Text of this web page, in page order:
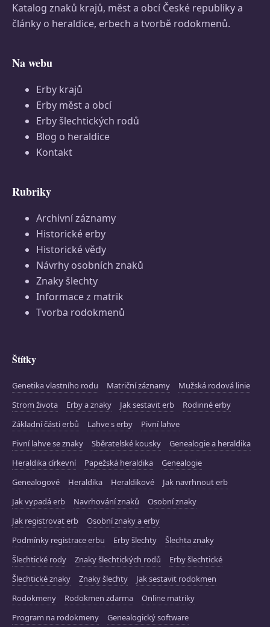
Katalog znaků krajů, měst a obcí České republiky a
články o heraldice, erbech a tvorbě rodokmenů.
Na webu
Erby krajů
Erby měst a obcí
Erby šlechtických rodů
Blog o heraldice
Kontakt
Rubriky
Archivní záznamy
Historické erby
Historické vědy
Návrhy osobních znaků
Znaky šlechty
Informace z matrik
Tvorba rodokmenů
Štítky
Genetika vlastního rodu Matriční záznamy
Mužská rodová linie
Strom života
Erby a znaky Jak sestavit erb
Rodinné erby
Základní části erbů
Lahve s erby
Pivní lahve
Pivní lahve se znaky
Sběratelské kousky
Genealogie a heraldika
Heraldika církevní
Papežská heraldika
Genealogie
Genealogové
Heraldika Heraldikové
Jak navrhnout erb
Jak vypadá erb
Navrhování znaků
Osobní znaky
Jak registrovat erb
Osobní znaky a erby
Podmínky registrace erbu
Erby šlechty
Šlechta znaky
Šlechtické rody
Znaky šlechtických rodů
Erby šlechtické
Šlechtické znaky
Znaky šlechty
Jak sestavit rodokmen
Rodokmeny
Rodokmen zdarma
Online matriky
Program na rodokmeny
Genealogický software